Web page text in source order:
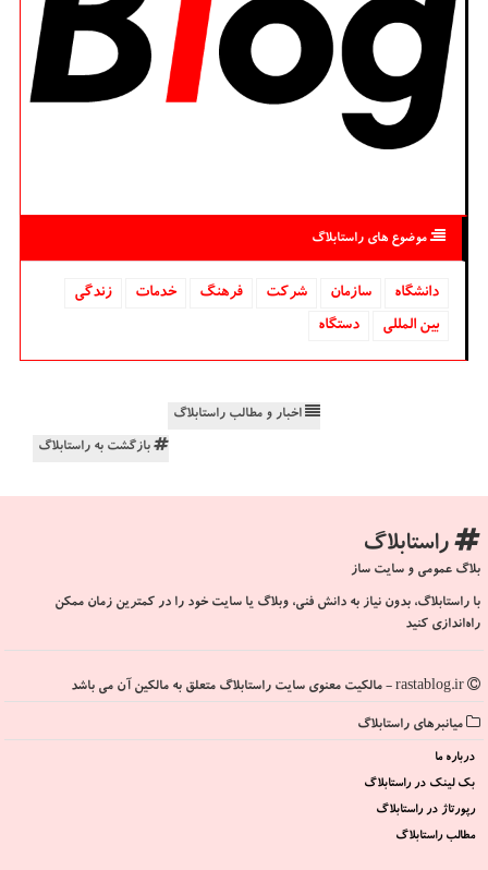
موضوع های راستابلاگ
دانشگاه‌ سازمان شركت فرهنگ خدمات
زندگی
بین المللی
دستگاه
اخبار و مطالب راستابلاگ
بازگشت به راستابلاگ
راستابلاگ
بلاگ عمومی و سایت ساز
با راستابلاگ، بدون نیاز به دانش فنی، وبلاگ یا سایت خود را در کمترین زمان ممکن
راه‌اندازی کنید
میانبرهای راستابلاگ
درباره ما
بک لینک در راستابلاگ
رپورتاژ در راستابلاگ
مطالب راستابلاگ